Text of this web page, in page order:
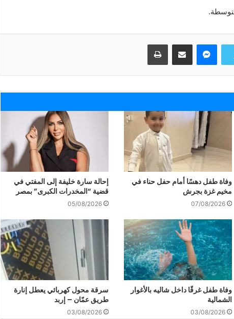
ماسنجر مشاركة عبر البريد طباعة
وفاة طفل دهسًا أمام حفل حناء في
مخيم غزة بجرش
07/08/2026
إحالة سارة خليفة إلى المفتي في
قضية “المخدرات الكبرى” بمصر
05/08/2026
وفاة طفل غرقًا داخل شاليه بالأغوار
الشمالية
03/08/2026
سرقة محول كهربائي يعطل إنارة
طريق عمّان – إربد
03/08/2026